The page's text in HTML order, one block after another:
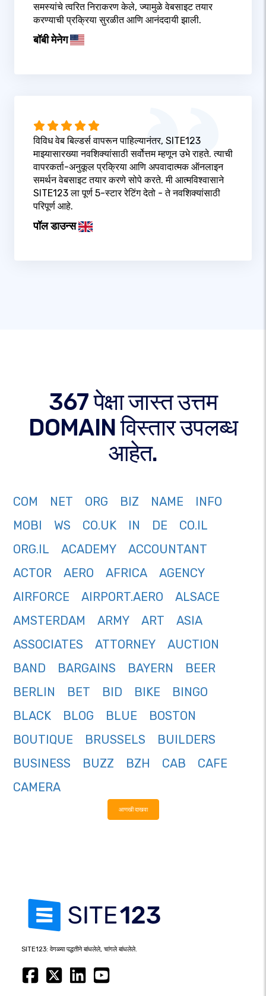
समस्यांचे त्वरित निराकरण केले, ज्यामुळे वेबसाइट तयार
करण्याची प्रक्रिया सुरळीत आणि आनंददायी झाली.
बॉबी मेनेग
विविध वेब बिल्डर्स वापरून पाहिल्यानंतर, SITE123
माझ्यासारख्या नवशिक्यांसाठी सर्वोत्तम म्हणून उभे राहते. त्याची
वापरकर्ता-अनुकूल प्रक्रिया आणि अपवादात्मक ऑनलाइन
समर्थन वेबसाइट तयार करणे सोपे करते. मी आत्मविश्वासाने
SITE123 ला पूर्ण 5-स्टार रेटिंग देतो - ते नवशिक्यांसाठी
परिपूर्ण आहे.
पॉल डाउन्स
367 पेक्षा जास्त उत्तम
DOMAIN विस्तार उपलब्ध
आहेत.
COM NET ORG BIZ NAME
INFO
MOBI
WS CO.UK IN DE
CO.IL
ORG.IL
ACADEMY
ACCOUNTANT
ACTOR
AERO AFRICA
AGENCY
AIRFORCE
AIRPORT.AERO
ALSACE
AMSTERDAM
ARMY ART
ASIA
ASSOCIATES
ATTORNEY
AUCTION
BAND
BARGAINS BAYERN
BEER
BERLIN
BET BID BIKE
BINGO
BLACK
BLOG BLUE
BOSTON
BOUTIQUE
BRUSSELS
BUILDERS
BUSINESS
BUZZ BZH CAB
CAFE
CAMERA
आणखी दाखवा
SITE123: वेगळ्या पद्धतीने बांधलेले, चांगले बांधलेले.